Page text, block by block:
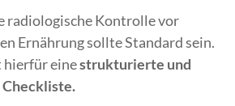
radiologische Kontrolle vor
Ernährung sollte Standard sein.
einestrukturierte und